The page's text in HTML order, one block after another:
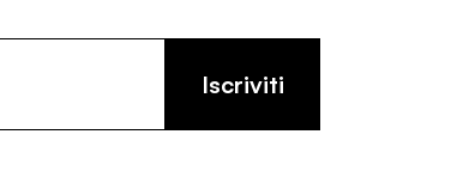
Iscriviti